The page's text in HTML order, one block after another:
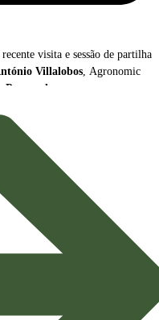
visita e sessão de partilha
Villalobos, Agronomic
Portugal
uma visão abrangente
da proteção de culturas está a
cruciais para a
Soluções Biológicas
sustentabilidade e